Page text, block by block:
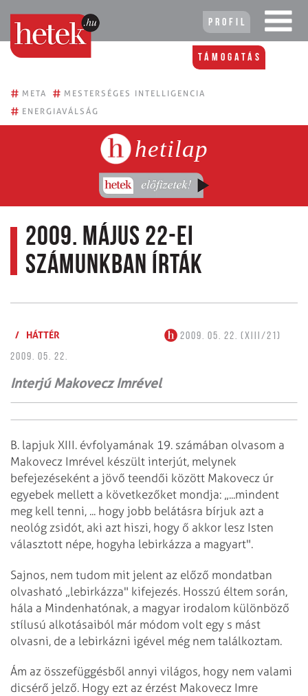
Profil
Támogatás
# META # MESTERSÉGES INTELLIGENCIA
# ENERGIAVÁLSÁG
hetilap
2009. május 22-ei
számunkban írták
/ HÁTTÉR
2009. 05. 22. (XIII/21)
2009. 05. 22.
Interjú Makovecz Imrével
B. lapjuk XIII. évfolyamának 19. számában olvasom a
Makovecz Imrével készült interjút, melynek
befejezéseként a jövő teendői között Makovecz úr
egyebek mellett a következőket mondja: „...mindent
meg kell tenni, ... hogy jobb belátásra bírjuk azt a
neológ zsidót, aki azt hiszi, hogy ő akkor lesz Isten
választott népe, hogyha lebirkázza a magyart".
Sajnos, nem tudom mit jelent az előző mondatban
olvasható „lebirkázza" kifejezés. Hosszú éltem során,
hála a Mindenhatónak, a magyar irodalom különböző
stílusú alkotásaiból már módom volt egy s mást
olvasni, de a lebirkázni igével még nem találkoztam.
Ám az összefüggésből annyi világos, hogy nem valami
dicsérő jelző. Hogy ezt az érzést Makovecz Imre